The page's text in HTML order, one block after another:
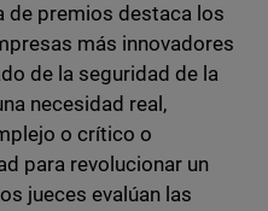
premios destaca los
más innovadores
de la seguridad de la
necesidad real,
o crítico o
para revolucionar un
jueces evalúan las